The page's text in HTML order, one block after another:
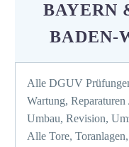
BAYERN
BADEN-
Alle DGUV
Wartung,
Umbau, Revision,
Alle Tore,